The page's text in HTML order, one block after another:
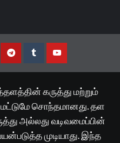
TelegramTumblrYouTube
கருத்து மற்றும்
மட்டுமே சொந்தமானது. தள
அல்லது வடிவமைப்பின்
முடியாது. இந்த